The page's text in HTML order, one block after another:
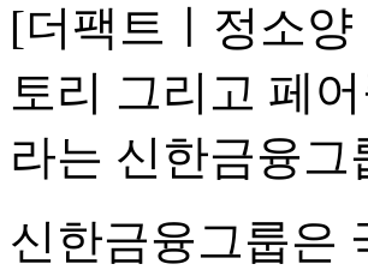
[더팩트ㅣ정소
토리 그리고 페
라는 신한금융
신한금융그룹은